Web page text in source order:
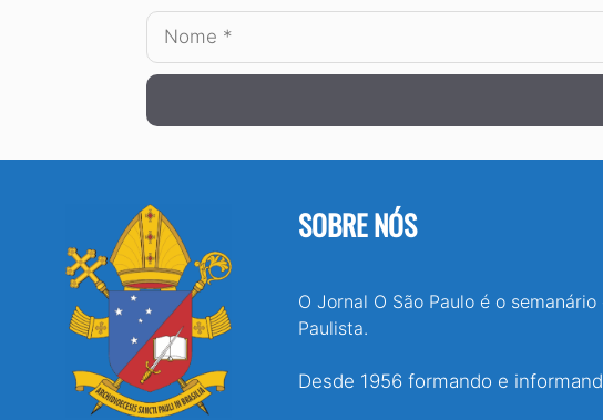
Nome
SOBRE NÓS
O Jornal O São Paulo é o
Paulista.
Desde 1956 formando e